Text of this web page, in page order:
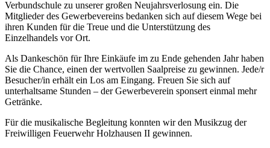
Verbundschule zu unserer großen Neujahrsverlosung ein. Die
Mitglieder des Gewerbevereins bedanken sich auf diesem Wege bei
ihren Kunden für die Treue und die Unterstützung des
Einzelhandels vor Ort.
Als Dankeschön für Ihre Einkäufe im zu Ende gehenden Jahr haben
Sie die Chance, einen der wertvollen Saalpreise zu gewinnen. Jede/r
Besucher/in erhält ein Los am Eingang. Freuen Sie sich auf
unterhaltsame Stunden – der Gewerbeverein sponsert einmal mehr
Getränke.
Für die musikalische Begleitung konnten wir den Musikzug der
Freiwilligen Feuerwehr Holzhausen II gewinnen.